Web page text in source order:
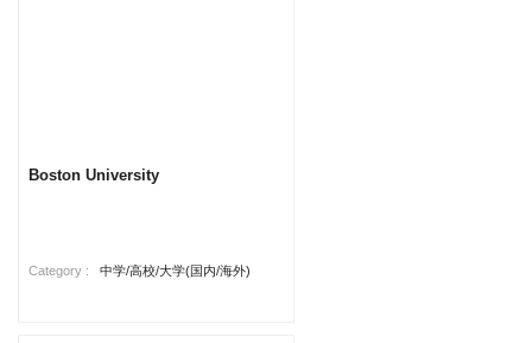
Boston University
Category : 中学/高校/大学(国内/海外)